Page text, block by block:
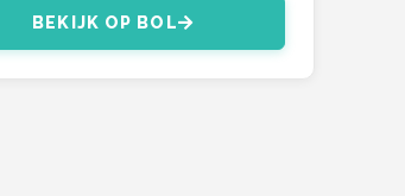
BEKIJK OP BOL